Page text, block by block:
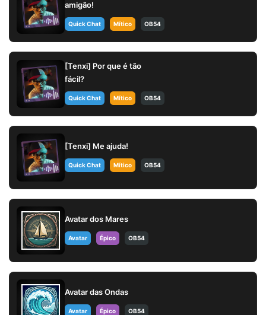
amigão!
Quick Chat Mítico OB54
[Tenxi] Por que é tão
fácil?
Quick Chat Mítico OB54
[Tenxi] Me ajuda!
Quick Chat Mítico OB54
Avatar dos Mares
Avatar Épico OB54
Avatar das Ondas
Avatar Épico OB54